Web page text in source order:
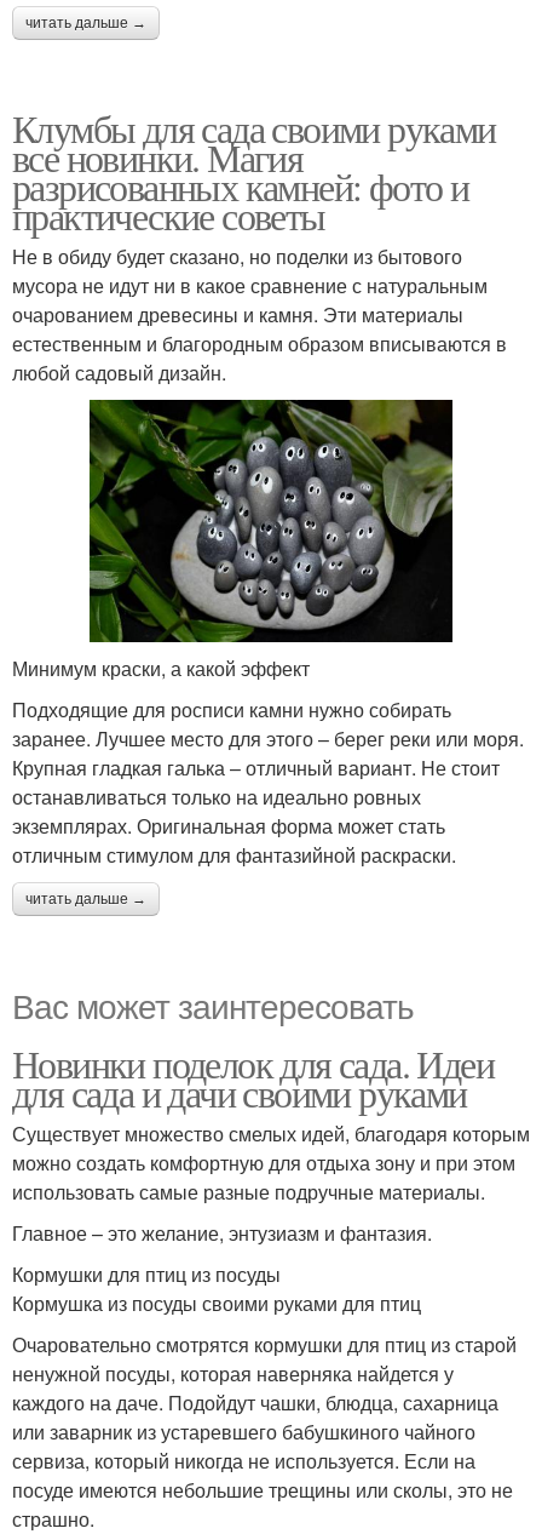
читать дальше →
Клумбы для сада своими руками
все новинки. Магия
разрисованных камней: фото и
практические советы
Не в обиду будет сказано, но поделки из бытового
мусора не идут ни в какое сравнение с натуральным
очарованием древесины и камня. Эти материалы
естественным и благородным образом вписываются в
любой садовый дизайн.
Минимум краски, а какой эффект
Подходящие для росписи камни нужно собирать
заранее. Лучшее место для этого – берег реки или моря.
Крупная гладкая галька – отличный вариант. Не стоит
останавливаться только на идеально ровных
экземплярах. Оригинальная форма может стать
отличным стимулом для фантазийной раскраски.
читать дальше →
Вас может заинтересовать
Новинки поделок для сада. Идеи
для сада и дачи своими руками
Существует множество смелых идей, благодаря которым
можно создать комфортную для отдыха зону и при этом
использовать самые разные подручные материалы.
Главное – это желание, энтузиазм и фантазия.
Кормушки для птиц из посуды
Кормушка из посуды своими руками для птиц
Очаровательно смотрятся кормушки для птиц из старой
ненужной посуды, которая наверняка найдется у
каждого на даче. Подойдут чашки, блюдца, сахарница
или заварник из устаревшего бабушкиного чайного
сервиза, который никогда не используется. Если на
посуде имеются небольшие трещины или сколы, это не
страшно.